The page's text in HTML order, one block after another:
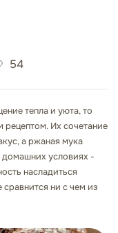
54
тепла и уюта, то
Их сочетание
а ржаная мука
домашних условиях -
насладиться
ни с чем из